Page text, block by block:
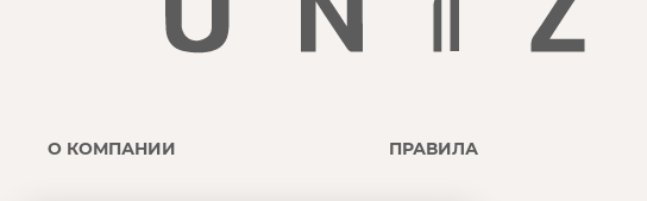
О КОМПАНИИ ПРАВИЛА